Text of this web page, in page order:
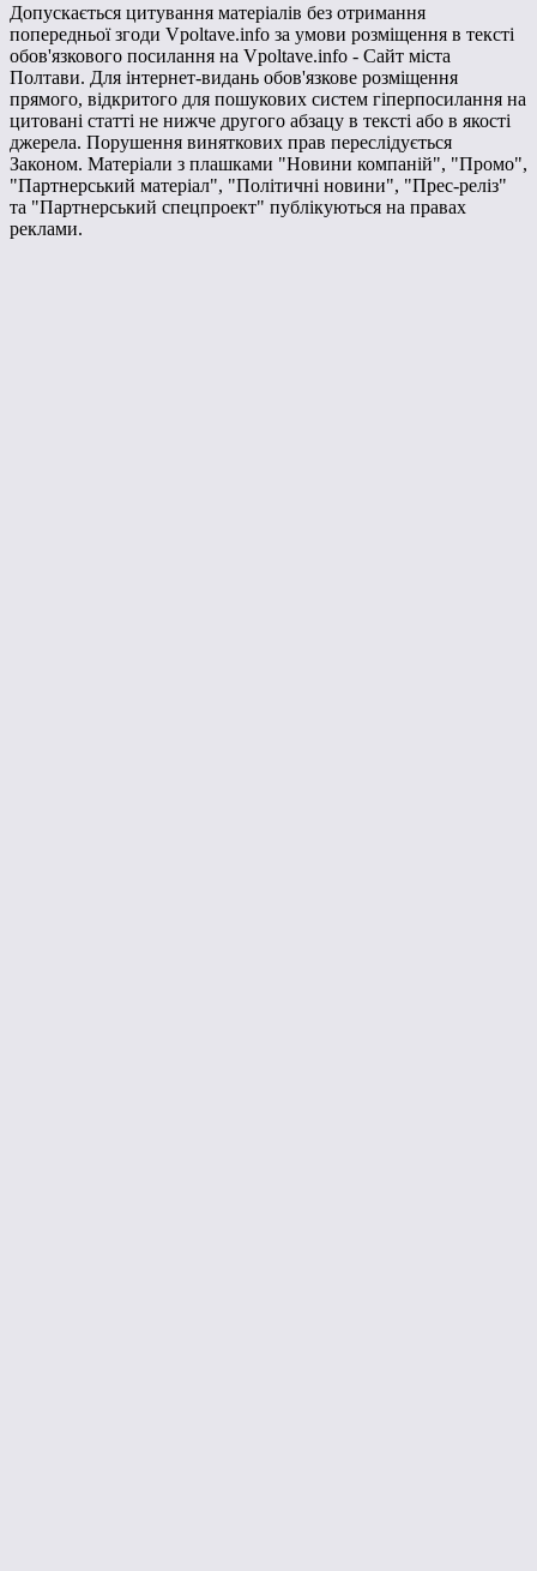
Допускається цитування матеріалів без отримання
попередньої згоди Vpoltave.info за умови розміщення в тексті
обов'язкового посилання на Vpoltave.info - Сайт міста
Полтави. Для інтернет-видань обов'язкове розміщення
прямого, відкритого для пошукових систем гіперпосилання на
цитовані статті не нижче другого абзацу в тексті або в якості
джерела. Порушення виняткових прав переслідується
Законом. Матеріали з плашками "Новини компаній", "Промо",
"Партнерський матеріал", "Політичні новини", "Прес-реліз"
та "Партнерський спецпроект" публікуються на правах
реклами.